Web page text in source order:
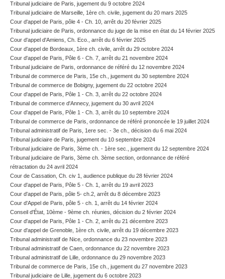
Tribunal judiciaire de Paris, jugement du 9 octobre 2024
Tribunal judiciaire de Marseille, 1ère ch. civile, jugement du 20 mars 2025
Cour d'appel de Paris, pôle 4 - Ch. 10, arrêt du 20 février 2025
Tribunal judiciaire de Paris, ordonnance du juge de la mise en état du 14 février 2025
Cour d'appel d'Amiens, Ch. Eco., arrêt du 6 février 2025
Cour d'appel de Bordeaux, 1ère ch. civile, arrêt du 29 octobre 2024
Cour d'appel de Paris, Pôle 6 - Ch. 7, arrêt du 21 novembre 2024
Tribunal judiciaire de Paris, ordonnance de référé du 12 novembre 2024
Tribunal de commerce de Paris, 15e ch., jugement du 30 septembre 2024
Tribunal de commerce de Bobigny, jugement du 22 octobre 2024
Cour d'appel de Paris, Pôle 1 - Ch. 3, arrêt du 22 octobre 2024
Tribunal de commerce d'Annecy, jugement du 30 avril 2024
Cour d'appel de Paris, Pôle 1 - Ch. 3, arrêt du 10 septembre 2024
Tribunal de commerce de Paris, ordonnance de référé prononcée le 19 juillet 2024
Tribunal administratif de Paris, 1ere sec. - 3e ch., décision du 6 mai 2024
Tribunal judiciaire de Paris, jugement du 10 septembre 2024
Tribunal judiciaire de Paris, 3ème ch. - 1ère sec., jugement du 12 septembre 2024
Tribunal judiciaire de Paris, 3ème ch. 3ème section, ordonnance de référé
rétractation du 24 avril 2024
Cour de Cassation, Ch. civ 1, audience publique du 28 février 2024
Cour d'appel de Paris, Pôle 5 - Ch. 1, arrêt du 19 avril 2023
Cour d'appel de Paris, pôle 5- ch.2, arrêt du 8 décembre 2023
Cour d'Appel de Paris, pôle 5 - ch. 1, arrêt du 14 février 2024
Conseil d'État, 10ème - 9ème ch. réunies, décision du 2 février 2024
Cour d'appel de Paris, Pôle 1 - Ch. 2, arrêt du 21 décembre 2023
Cour d'appel de Grenoble, 1ère ch. civile, arrêt du 19 décembre 2023
Tribunal administratif de Nice, ordonnance du 23 novembre 2023
Tribunal administratif de Caen, ordonnance du 22 novembre 2023
Tribunal administratif de Lille, ordonnance du 29 novembre 2023
Tribunal de commerce de Paris, 15e ch., jugement du 27 novembre 2023
Tribunal judiciaire de Lille, jugement du 6 octobre 2023